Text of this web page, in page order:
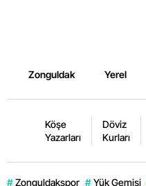
Zonguldak Yerel
Köşe
Yazarları
Döviz
Kurları
# Zonguldakspor # Yük Gemisi